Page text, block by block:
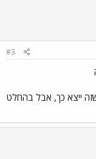
#3
ייצא כך, אבל בהחלט